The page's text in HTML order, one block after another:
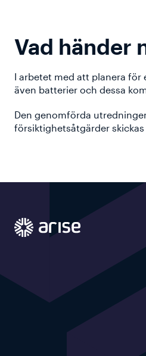
Vad händer
I arbetet med att planera för
även batterier och dessa
Den genomförda
försiktighetsåtgärder